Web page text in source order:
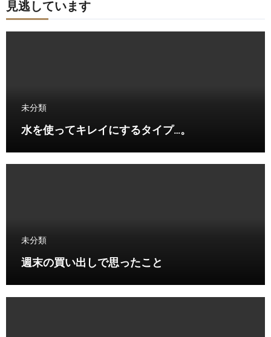
見逃しています
未分類
水を使ってキレイにするタイプ…。
未分類
週末の買い出しで思ったこと